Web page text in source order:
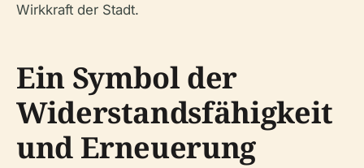
Wirkkraft der Stadt.
Ein Symbol der
Widerstandsfähigkeit
und Erneuerung